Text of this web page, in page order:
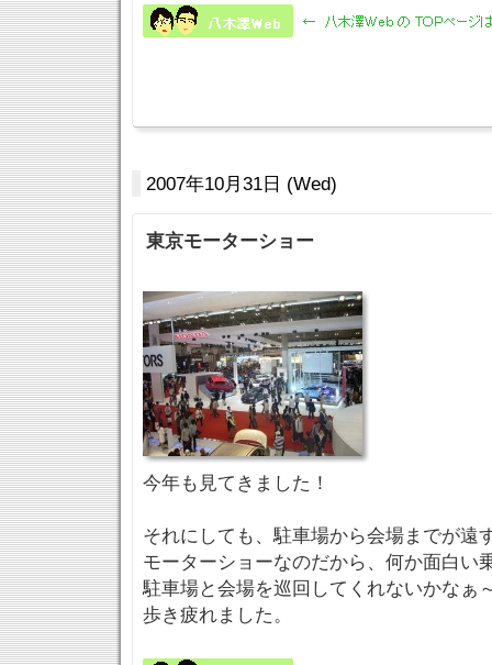
2007年10月31日 (Wed)
東京モーターショー
今年も見てきました！
それにしても、駐車場から会場までが遠
モーターショーなのだから、何か面白い
駐車場と会場を巡回してくれないかなぁ
歩き疲れました。